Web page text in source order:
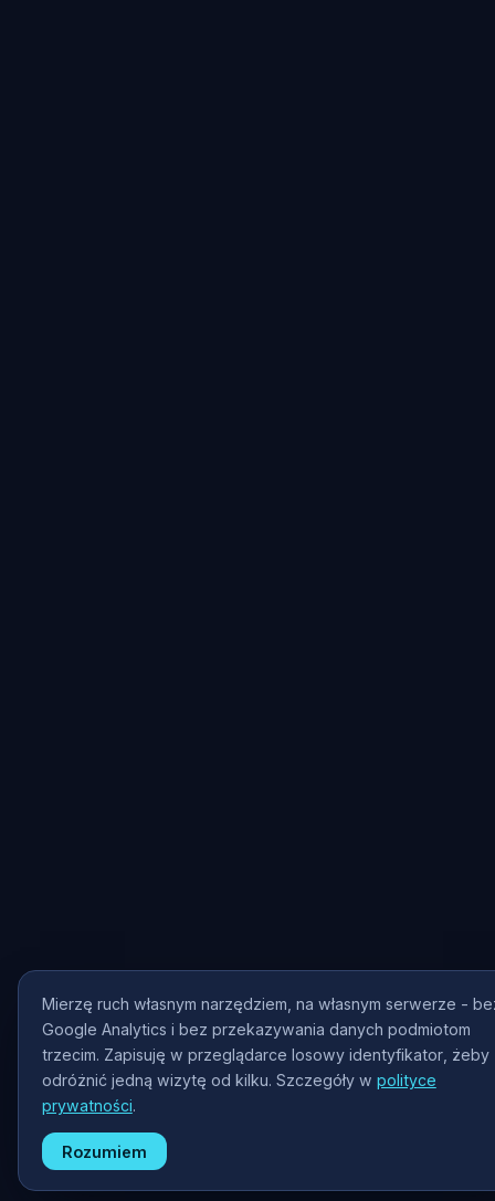
Mierzę ruch własnym narzędziem, na własnym serwerze -
Google Analytics i bez przekazywania danych podmiotom
trzecim. Zapisuję w przeglądarce losowy identyfikator, żeby
odróżnić jedną wizytę od kilku. Szczegóły w polityce
prywatności.
Rozumiem